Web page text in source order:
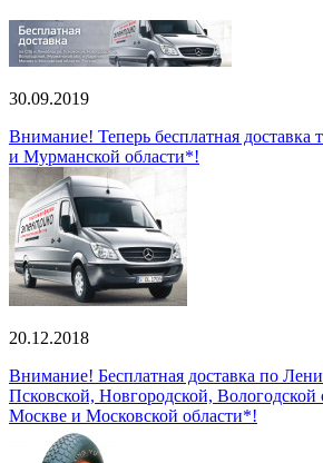
30.09.2019
Внимание! Теперь бесплатная
и Мурманской области*!
20.12.2018
Внимание! Бесплатная доставка по
Псковской, Новгородской, Вологодской
Москве и Московской области*!